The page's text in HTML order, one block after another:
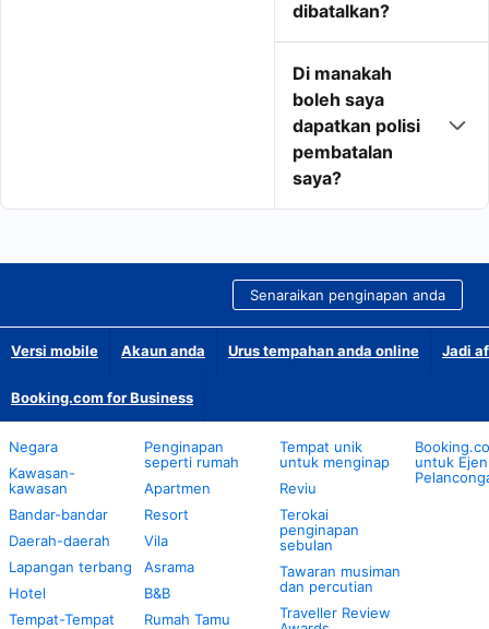
dibatalkan?
Di manakah
boleh saya
dapatkan polisi
pembatalan
saya?
Senaraikan penginapan anda
Versi mobile Akaun anda Urus tempahan anda online Jadi
Booking.com for Business
Negara
Kawasan-
kawasan
Bandar-bandar
Daerah-daerah
Lapangan terbang
Hotel
Tempat-Tempat
Penginapan
seperti rumah
Apartmen
Resort
Vila
Asrama
B&B
Rumah Tamu
Tempat unik
untuk menginap
Reviu
Terokai
penginapan
sebulan
Tawaran musiman
dan percutian
Traveller Review
untuk Ejen